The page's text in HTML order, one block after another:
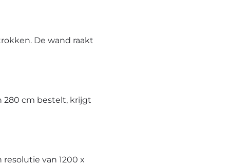
De wand raakt
280 cm bestelt, krijgt
van 1200 x